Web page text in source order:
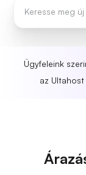
Ügyfeleink
az